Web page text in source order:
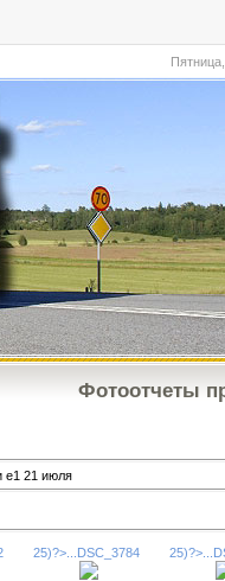
Фотоотчеты
е1 21 июля
25)?> DSC_3784 25)?>